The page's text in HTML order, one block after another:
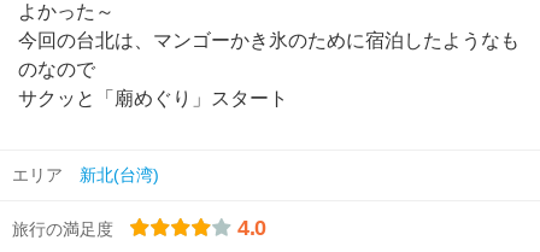
よかった～
今回の台北は、マンゴーかき氷のために宿泊したようなも
のなので
サクッと「廟めぐり」スタート
エリア 新北(台湾)
旅行の満足度 4.0